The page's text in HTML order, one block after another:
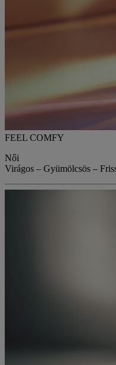
FEEL COMFY
Női
Virágos – Gyümölcsös –